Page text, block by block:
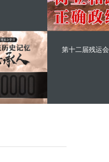
第十二届残运会